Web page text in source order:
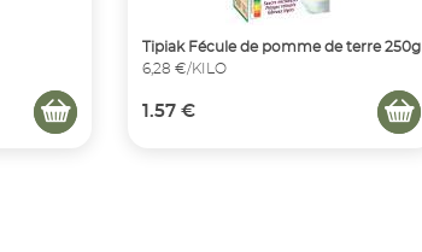
Tipiak Fécule de pomme de terre 250g
6,28 €/KILO
1.57 €